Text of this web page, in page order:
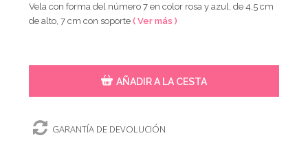
Vela con forma del número 7 en color rosa y azul, de 4,5 cm
de alto, 7 cm con soporte( Ver más )
AÑADIR A LA CESTA
GARANTÍA DE DEVOLUCIÓN